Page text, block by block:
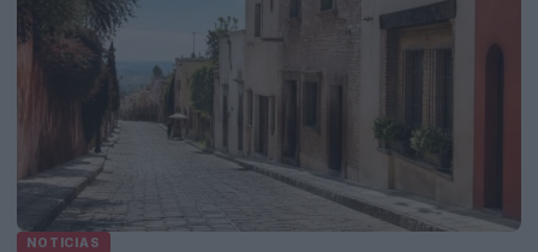
NOTICIAS